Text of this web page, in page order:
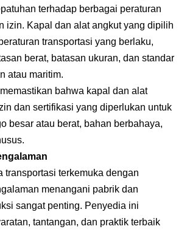
terhadap berbagai peraturan
izin. Kapal dan alat angkut yang dipilih
transportasi yang berlaku,
berat, batasan ukuran, dan standar
atau maritim.
bahwa kapal dan alat
dan sertifikasi yang diperlukan untuk
besar atau berat, bahan berbahaya,
transportasi terkemuka dengan
menangani pabrik dan
sangat penting. Penyedia ini
tantangan, dan praktik terbaik